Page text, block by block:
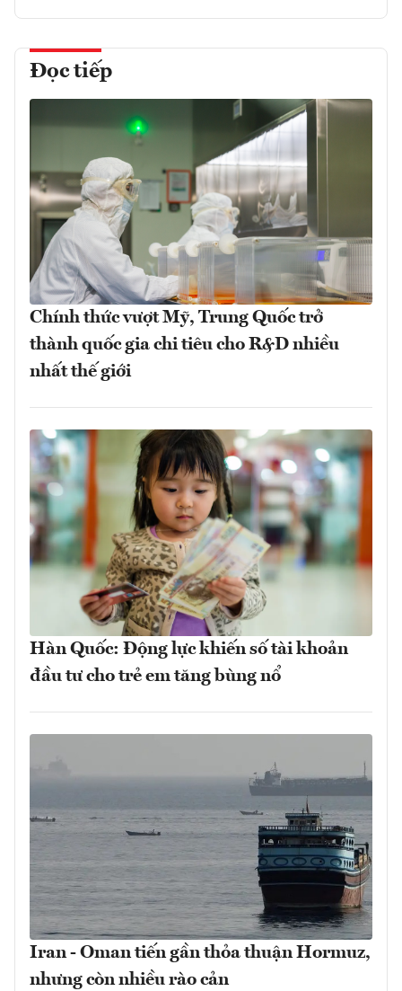
Đọc tiếp
Chính thức vượt Mỹ, Trung Quốc trở
thành quốc gia chi tiêu cho R&D nhiều
nhất thế giới
Hàn Quốc: Động lực khiến số tài khoản
đầu tư cho trẻ em tăng bùng nổ
Iran - Oman tiến gần thỏa thuận Hormuz,
nhưng còn nhiều rào cản